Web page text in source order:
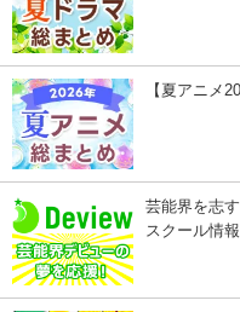
【夏アニメ
芸能界を志
スクール情